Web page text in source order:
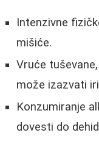
Intenzivne
mišiće.
Vruće
može izazvati
Konzumiranje
dovesti do